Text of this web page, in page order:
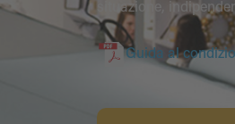
situazione,
Guida al